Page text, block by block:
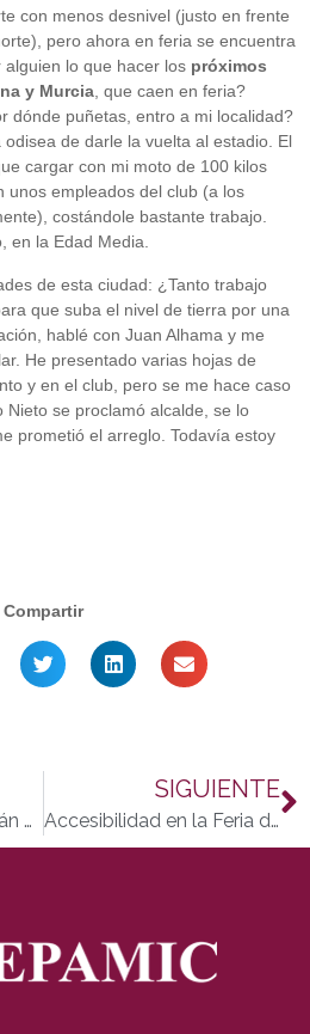
con menos desnivel (justo en frente
pero ahora en feria se encuentra
lo que hacer los próximos
y Murcia, que caen en feria?
dónde puñetas, entro a mi localidad?
de darle la vuelta al estadio. El
cargar con mi moto de 100 kilos
unos empleados del club (a los
costándole bastante trabajo.
en la Edad Media.
de esta ciudad: ¿Tanto trabajo
que suba el nivel de tierra por una
hablé con Juan Alhama y me
He presentado varias hojas de
y en el club, pero se me hace caso
Nieto se proclamó alcalde, se lo
prometió el arreglo. Todavía estoy
Compartir
ACOFI Y SFC celebrarán el DIA MUNDIAL DE LA FIBROMIALGIA Y SINDROME DE FATIGA CRONICA
SIGUIENTE
Accesibilidad en la Feria de Córdoba 2012